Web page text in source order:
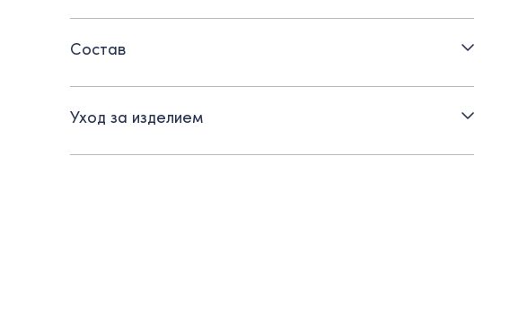
в уходе
Отлично сочетается с юбкой Oletwice, юбкой-шортами.
Состав
Уход за изделием